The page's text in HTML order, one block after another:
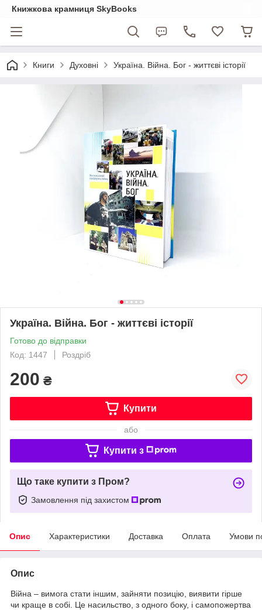
Книжкова крамниця SkyBooks
Книги Духовні Україна. Війна. Бог - життєві історії
Україна. Війна. Бог - життєві історії
Готово до відправки
Код: 1447
Роздріб
200 ₴
Купити
або
Купити з
Що таке купити з Пром?
Замовлення під захистом
Опис Характеристики Доставка Оплата Умови
Опис
Війна – вимога стати іншим, зайняти позицію, виявити гірше
чи краще в собі. Це насильство, з одного боку, і самопожертва